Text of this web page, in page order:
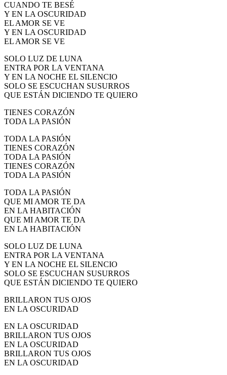
CUANDO TE BESÉ
Y EN LA OSCURIDAD
EL AMOR SE VE
Y EN LA OSCURIDAD
EL AMOR SE VE
SOLO LUZ DE LUNA
ENTRA POR LA VENTANA
Y EN LA NOCHE EL SILENCIO
SOLO SE ESCUCHAN SUSURROS
QUE ESTÁN DICIENDO TE QUIERO
TIENES CORAZÓN
TODA LA PASIÓN
TODA LA PASIÓN
TIENES CORAZÓN
TODA LA PASIÓN
TIENES CORAZÓN
TODA LA PASIÓN
TODA LA PASIÓN
QUE MI AMOR TE DA
EN LA HABITACIÓN
QUE MI AMOR TE DA
EN LA HABITACIÓN
SOLO LUZ DE LUNA
ENTRA POR LA VENTANA
Y EN LA NOCHE EL SILENCIO
SOLO SE ESCUCHAN SUSURROS
QUE ESTÁN DICIENDO TE QUIERO
BRILLARON TUS OJOS
EN LA OSCURIDAD
EN LA OSCURIDAD
BRILLARON TUS OJOS
EN LA OSCURIDAD
BRILLARON TUS OJOS
EN LA OSCURIDAD